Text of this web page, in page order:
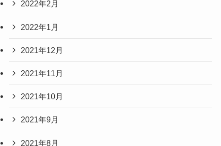
2022年2月
2022年1月
2021年12月
2021年11月
2021年10月
2021年9月
2021年8月